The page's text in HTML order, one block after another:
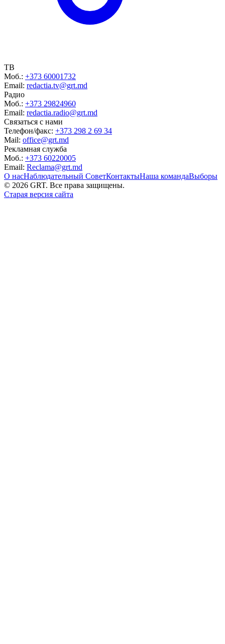
ТВ
Моб.: +373 60001732
Email: redactia.tv@grt.md
Радио
Моб.: +373 29824960
Email: redactia.radio@grt.md
Связаться с нами
Телефон/факс: +373 298 2 69 34
Mail: office@grt.md
Рекламная служба
Моб.: +373 60220005
Email: Reclama@grt.md
О насНаблюдательный СоветКонтактыНаша командаВыборы
© 2026 GRT. Все права защищены.
Старая версия сайта